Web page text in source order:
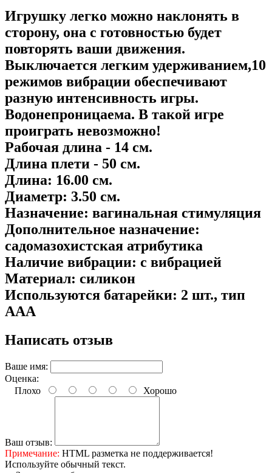
Игрушку легко можно наклонять в
сторону, она с готовностью будет
повторять ваши движения.
Выключается легким удерживанием,10
режимов вибрации обеспечивают
разную интенсивность игры.
Водонепроницаема. В такой игре
проиграть невозможно!
Рабочая длина - 14 см.
Длина плети - 50 см.
Длина: 16.00 см.
Диаметр: 3.50 см.
Назначение: вагинальная стимуляция
Дополнительное назначение:
садомазохистская атрибутика
Наличие вибрации: с вибрацией
Материал: силикон
Используются батарейки: 2 шт., тип
AAA
Написать отзыв
Ваше имя:
Оценка:
Плохо
Хорошо
Ваш отзыв:
Примечание: HTML разметка не поддерживается!
Используйте обычный текст.